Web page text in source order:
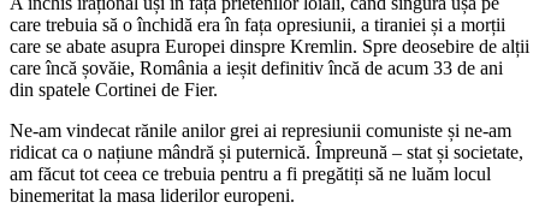
care trebuia să o închidă era în fața opresiunii, a tiraniei și a morții
care se abate asupra Europei dinspre Kremlin. Spre deosebire de alții
care încă șovăie, România a ieșit definitiv încă de acum 33 de ani
din spatele Cortinei de Fier.
Ne-am vindecat rănile anilor grei ai represiunii comuniste și ne-am
ridicat ca o națiune mândră și puternică. Împreună – stat și societate,
am făcut tot ceea ce trebuia pentru a fi pregătiți să ne luăm locul
binemeritat la masa liderilor europeni.